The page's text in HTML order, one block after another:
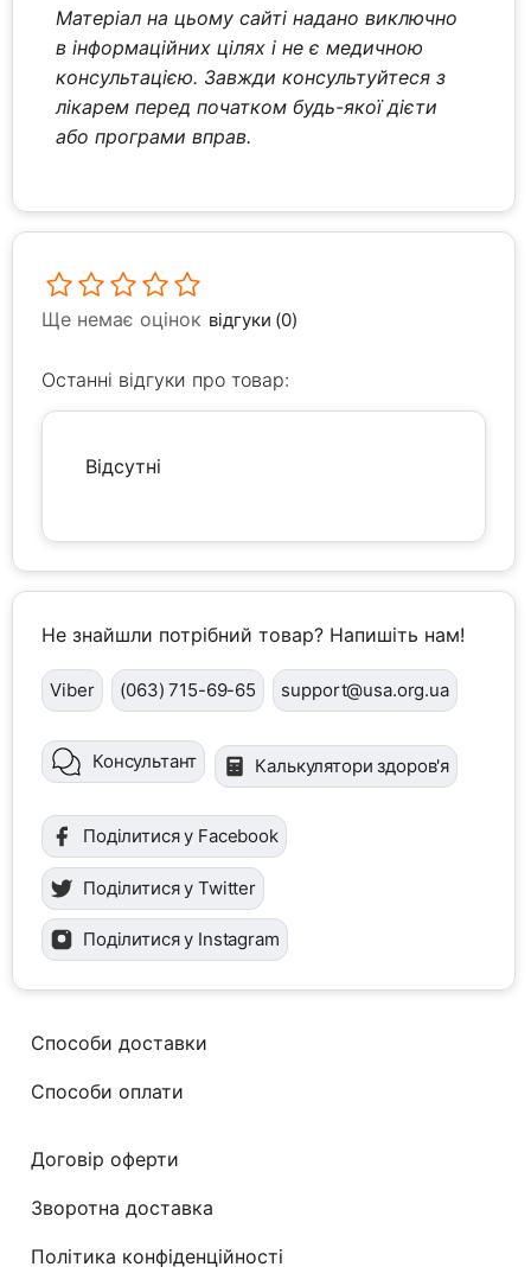
Матеріал на цьому сайті надано виключно
в інформаційних цілях і не є медичною
консультацією. Завжди консультуйтеся з
лікарем перед початком будь-якої дієти
або програми вправ.
Ще немає оцінок відгуки (0)
Останні відгуки про товар:
Відсутні
Не знайшли потрібний товар? Напишіть нам!
Viber (063) 715-69-65 support@usa.org.ua
Консультант Калькулятори здоров'я
Поділитися у Facebook
Поділитися у Twitter
Поділитися у Instagram
Способи доставки
Способи оплати
Договір оферти
Зворотна доставка
Політика конфіденційності